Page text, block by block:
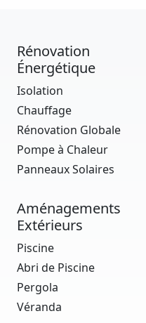
Rénovation
Énergétique
Isolation
Chauffage
Rénovation Globale
Pompe à Chaleur
Panneaux Solaires
Aménagements
Extérieurs
Piscine
Abri de Piscine
Pergola
Véranda